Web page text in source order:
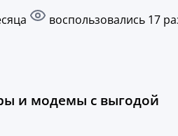
воспользовались 17
и модемы c выгодой